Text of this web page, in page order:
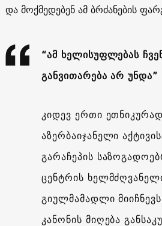
და მოქმედებენ ამ ბრძანების
“ამ ხელისუფლებას
განვითარება არ უნდა”
კიდევ ერთი ეთნიკურად
აზერბაიჯანელი
გარაჩეპის
ცენტრის
გიულმამადლი
კანონის მიღება